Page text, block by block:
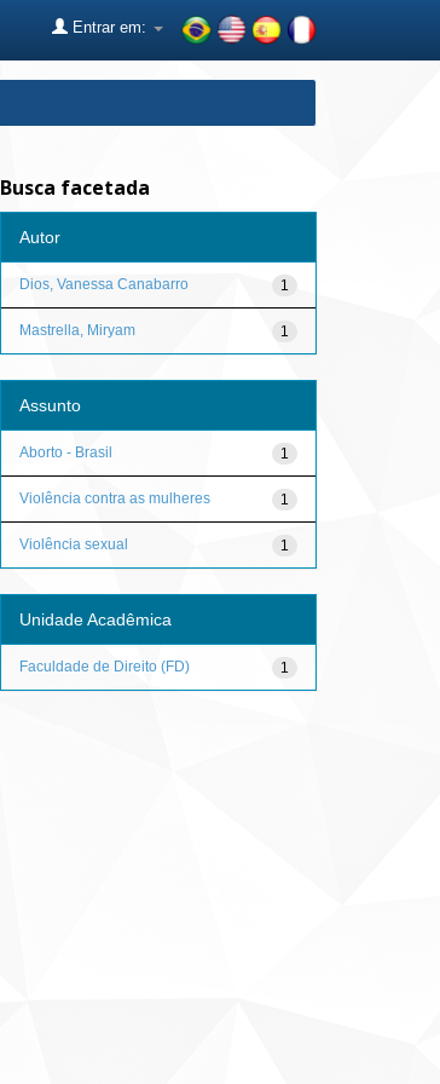
Entrar em:
Busca facetada
Autor
1
Dios, Vanessa Canabarro
1
Mastrella, Miryam
Assunto
1
Aborto - Brasil
1
Violência contra as mulheres
1
Violência sexual
Unidade Acadêmica
1
Faculdade de Direito (FD)